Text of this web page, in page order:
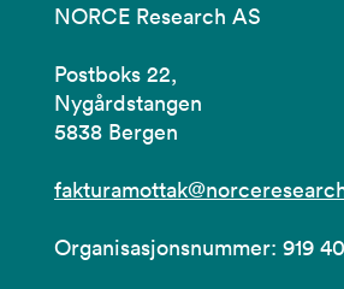
NORCE Research AS
Postboks 22,
Nygårdstangen
5838 Bergen
Organisasjonsnummer: 919